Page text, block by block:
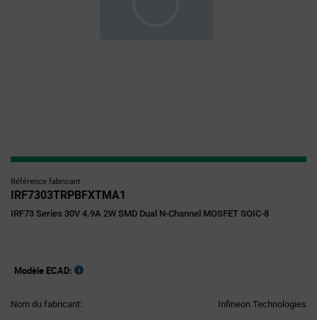
Référence fabricant
IRF7303TRPBFXTMA1
IRF73 Series 30V 4.9A 2W SMD Dual N-Channel MOSFET SOIC-8
Modèle ECAD:
Nom du fabricant: Infineon Technologies